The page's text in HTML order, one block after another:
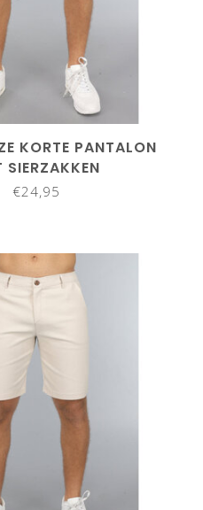
KORTE PANTALON
SIERZAKKEN
€24,95